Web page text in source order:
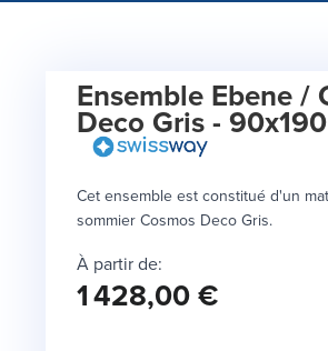
Ensemble Ebene /
Deco Gris -
Cet ensemble est constitué d'un
sommier Cosmos Deco Gris.
À partir de:
1 428,00 €